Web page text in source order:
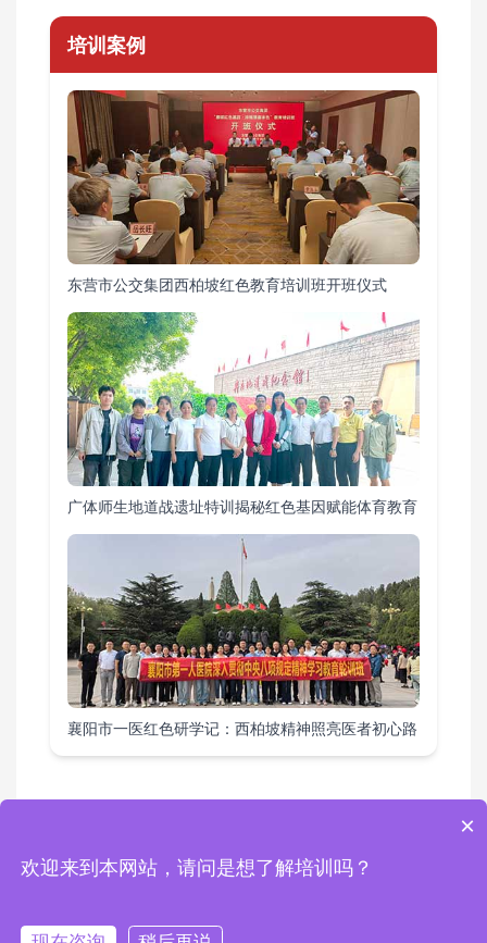
培训案例
东营市公交集团西柏坡红色教育培训班开班仪式
广体师生地道战遗址特训揭秘红色基因赋能体育教育
襄阳市一医红色研学记：西柏坡精神照亮医者初心路
Copyright © 2024 西柏坡红色培训基地 版权所有 地址：西柏坡红色培训基地
×
欢迎来到本网站，请问是想了解培训吗？